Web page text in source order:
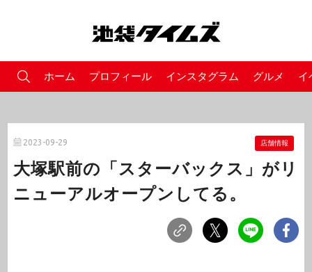
ホーム プロフィール インスタグラム グルメ イ
2023-09-29 店舗情報
大塚駅前の「スターバックス」がリ
ニューアルオープンしてる。